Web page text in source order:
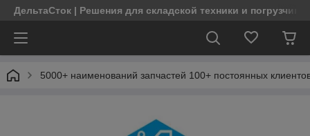
ДельтаСток | Решения для складской техники и
5000+ наименований запчастей 100+ постоянных